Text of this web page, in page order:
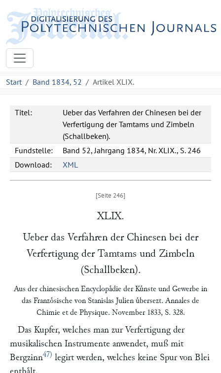
Start Band 1834, 52 Artikel XLIX.
Titel:
Ueber das Verfahren der Chinesen bei der
Verfertigung der Tamtams und Zimbeln
(Schallbeken).
Fundstelle:
Band 52, Jahrgang 1834, Nr. XLIX., S. 246
Download:
XML
XLIX.
Ueber das Verfahren der Chinesen bei der
Verfertigung der Tamtams und Zimbeln
(Schallbeken).
Aus der chinesischen Encyclopaͤdie der Kuͤnste und Gewerbe in
das Franzoͤsische von Stanislas Julien uͤbersezt. Annales de
Chimie et de Physique. November 1833, S. 328.
Das Kupfer, welches man zur Verfertigung der
musikalischen Instrumente anwendet, muß mit
Bergzinn47) legirt werden, welches keine Spur von Blei